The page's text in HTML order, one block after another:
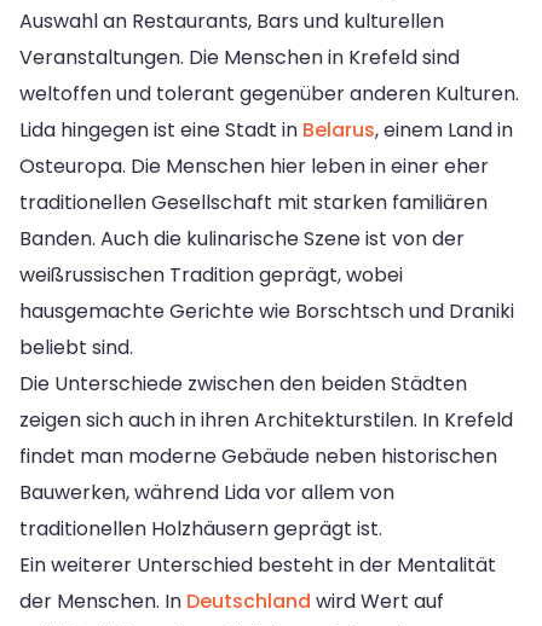
Auswahl an Restaurants, Bars und kulturellen
Veranstaltungen. Die Menschen in Krefeld sind
weltoffen und tolerant gegenüber anderen Kulturen.
Lida hingegen ist eine Stadt in Belarus, einem Land in
Osteuropa. Die Menschen hier leben in einer eher
traditionellen Gesellschaft mit starken familiären
Banden. Auch die kulinarische Szene ist von der
weißrussischen Tradition geprägt, wobei
hausgemachte Gerichte wie Borschtsch und Draniki
beliebt sind.
Die Unterschiede zwischen den beiden Städten
zeigen sich auch in ihren Architekturstilen. In Krefeld
findet man moderne Gebäude neben historischen
Bauwerken, während Lida vor allem von
traditionellen Holzhäusern geprägt ist.
Ein weiterer Unterschied besteht in der Mentalität
der Menschen. In Deutschland wird Wert auf